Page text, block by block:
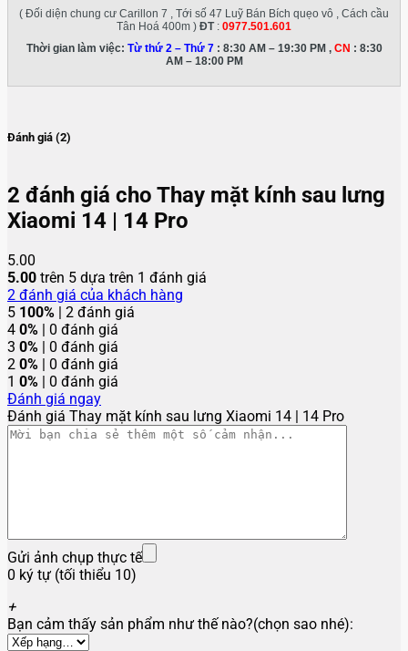
( Đối diện chung cư Carillon 7 , Tới số 47 Luỹ Bán Bích quẹo vô , Cách cầu
Tân Hoá 400m ) ĐT: 0977.501.601
Thời gian làm việc: Từ thứ 2 – Thứ 7: 8:30 AM – 19:30 PM , CN : 8:30
AM – 18:00 PM
Đánh giá (2)
2 đánh giá cho Thay mặt kính sau lưng
Xiaomi 14 | 14 Pro
5.00
5.00 trên 5 dựa trên 1 đánh giá
2 đánh giá của khách hàng
5 100% | 2 đánh giá
4 0% | 0 đánh giá
3 0% | 0 đánh giá
2 0% | 0 đánh giá
1 0% | 0 đánh giá
Đánh giá ngay
Đánh giá Thay mặt kính sau lưng Xiaomi 14 | 14 Pro
Gửi ảnh chụp thực tế
0 ký tự (tối thiểu 10)
+
Bạn cảm thấy sản phẩm như thế nào?(chọn sao nhé):